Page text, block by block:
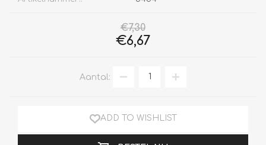
€7,30
€6,67
Aantal:
ADD TO WISHLIST